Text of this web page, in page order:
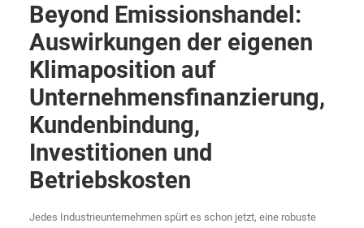
Beyond Emissionshandel:
Auswirkungen der eigenen
Klimaposition auf
Unternehmensfinanzierung,
Kundenbindung,
Investitionen und
Betriebskosten
Jedes Industrieunternehmen spürt es schon jetzt, eine robuste